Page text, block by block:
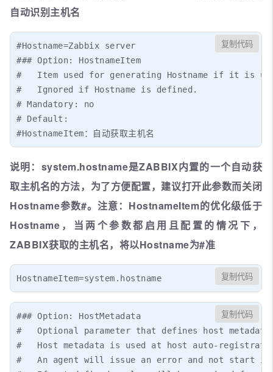
自动识别主机名
#Hostname=Zabbix server
### Option: HostnameItem
#   Item used for generating Hostname if it is
#   Ignored if Hostname is defined.
# Mandatory: no
# Default:
#HostnameItem：自动获取主机名
复制代码
说明：system.hostname是ZABBIX内置的一个自动获
取主机名的方法，为了方便配置，建议打开此参数而关闭
Hostname参数#。注意：HostnameItem的优化级低于
Hostname，当两个参数都启用且配置的情况下，
ZABBIX获取的主机名，将以Hostname为#准
HostnameItem=system.hostname 复制代码
### Option: HostMetadata
#   Optional parameter that defines host
#   Host metadata is used at host auto-
#   An agent will issue an error and not start
复制代码